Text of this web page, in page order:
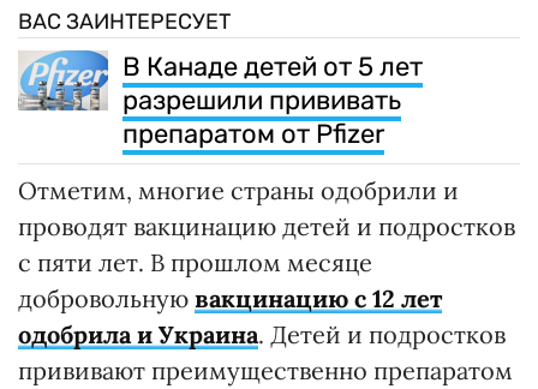
ВАС ЗАИНТЕРЕСУЕТ
В Канаде детей от 5 лет
разрешили прививать
препаратом от Pfizer
Отметим, многие страны одобрили и
проводят вакцинацию детей и подростков
с пяти лет. В прошлом месяце
добровольную вакцинацию с 12 лет
одобрила и Украина. Детей и подростков
прививают преимущественно препаратом